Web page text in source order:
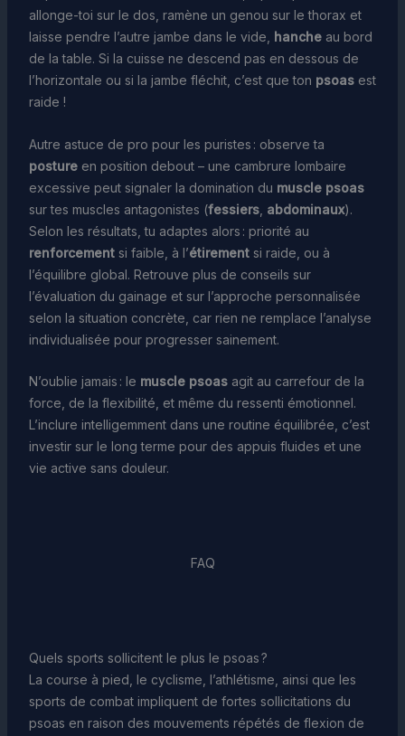
allonge-toi sur le dos, ramène un genou sur le thorax et
laisse pendre l’autre jambe dans le vide, hancheau bord
de la table. Si la cuisse ne descend pas en dessous de
l’horizontale ou si la jambe fléchit, c’est que ton psoasest
raide !
Autre astuce de pro pour les puristes : observe ta
postureen position debout – une cambrure lombaire
excessive peut signaler la domination du muscle psoas
sur tes muscles antagonistes (fessiers, abdominaux).
Selon les résultats, tu adaptes alors : priorité au
renforcementsi faible, à l’étirementsi raide, ou à
l’équilibre global. Retrouve plus de conseils sur
l’évaluation du gainage et sur l’approche personnalisée
selon la situation concrète, car rien ne remplace l’analyse
individualisée pour progresser sainement.
N’oublie jamais : le muscle psoasagit au carrefour de la
force, de la flexibilité, et même du ressenti émotionnel.
L’inclure intelligemment dans une routine équilibrée, c’est
investir sur le long terme pour des appuis fluides et une
vie active sans douleur.
FAQ
Quels sports sollicitent le plus le psoas ?
La course à pied, le cyclisme, l’athlétisme, ainsi que les
sports de combat impliquent de fortes sollicitations du
psoas en raison des mouvements répétés de flexion de